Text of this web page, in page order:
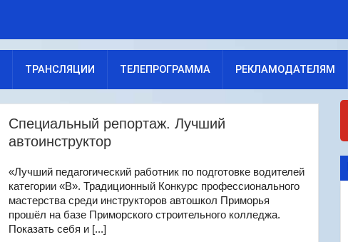
ТРАНСЛЯЦИИ ТЕЛЕПРОГРАММА РЕКЛАМОДАТЕЛЯМ
Специальный репортаж. Лучший
автоинструктор
«Лучший педагогический работник по подготовке водителей
категории «В». Традиционный Конкурс профессионального
мастерства среди инструкторов автошкол Приморья
прошёл на базе Приморского строительного колледжа.
Показать себя и [...]